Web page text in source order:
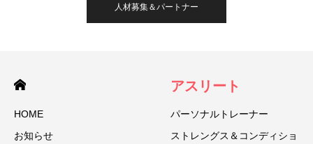
人材募集＆パートナー
HOME
お知らせ
アスリート
パーソナルトレーナー
ストレングス＆コンディショ